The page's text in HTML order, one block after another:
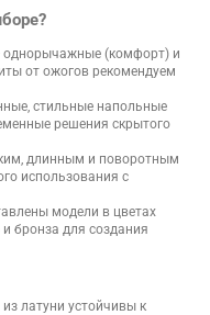
(комфорт) и
от ожогов рекомендуем
стильные напольные
решения скрытого
длинным и поворотным
использования с
модели в цветах
бронза для создания
латуни устойчивы к